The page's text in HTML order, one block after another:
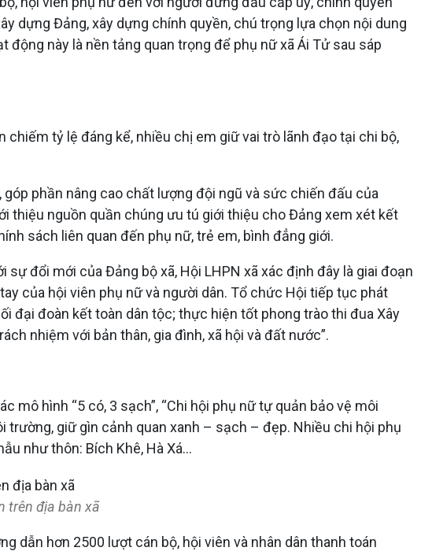
dựng Đảng, xây dựng chính quyền, chú trọng lựa chọn nội dung
động này là nền tảng quan trọng để phụ nữ xã Ái Tử sau sáp
tỷ lệ đáng kể, nhiều chị em giữ vai trò lãnh đạo tại chi bộ,
phần nâng cao chất lượng đội ngũ và sức chiến đấu của
thiệu nguồn quần chúng ưu tú giới thiệu cho Đảng xem xét kết
sách liên quan đến phụ nữ, trẻ em, bình đẳng giới.
sự đổi mới của Đảng bộ xã, Hội LHPN xã xác định đây là giai đoạn
của hội viên phụ nữ và người dân. Tổ chức Hội tiếp tục phát
đại đoàn kết toàn dân tộc; thực hiện tốt phong trào thi đua Xây
nhiệm với bản thân, gia đình, xã hội và đất nước”.
mô hình “5 có, 3 sạch”, “Chi hội phụ nữ tự quản bảo vệ môi
trường, giữ gìn cảnh quan xanh – sạch – đẹp. Nhiều chi hội phụ
như thôn: Bích Khê, Hà Xá…
trên địa bàn xã
dẫn hơn 2500 lượt cán bộ, hội viên và nhân dân thanh toán